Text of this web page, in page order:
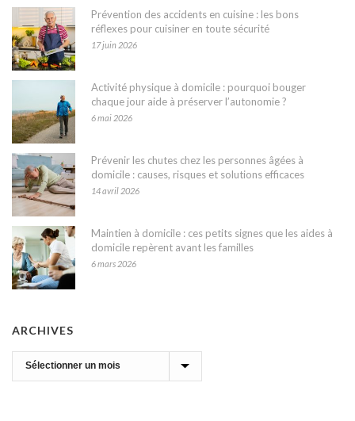
Prévention des accidents en cuisine : les bons
réflexes pour cuisiner en toute sécurité
17 juin 2026
Activité physique à domicile : pourquoi bouger
chaque jour aide à préserver l’autonomie ?
6 mai 2026
Prévenir les chutes chez les personnes âgées à
domicile : causes, risques et solutions efficaces
14 avril 2026
Maintien à domicile : ces petits signes que les aides à
domicile repèrent avant les familles
6 mars 2026
ARCHIVES
Archives